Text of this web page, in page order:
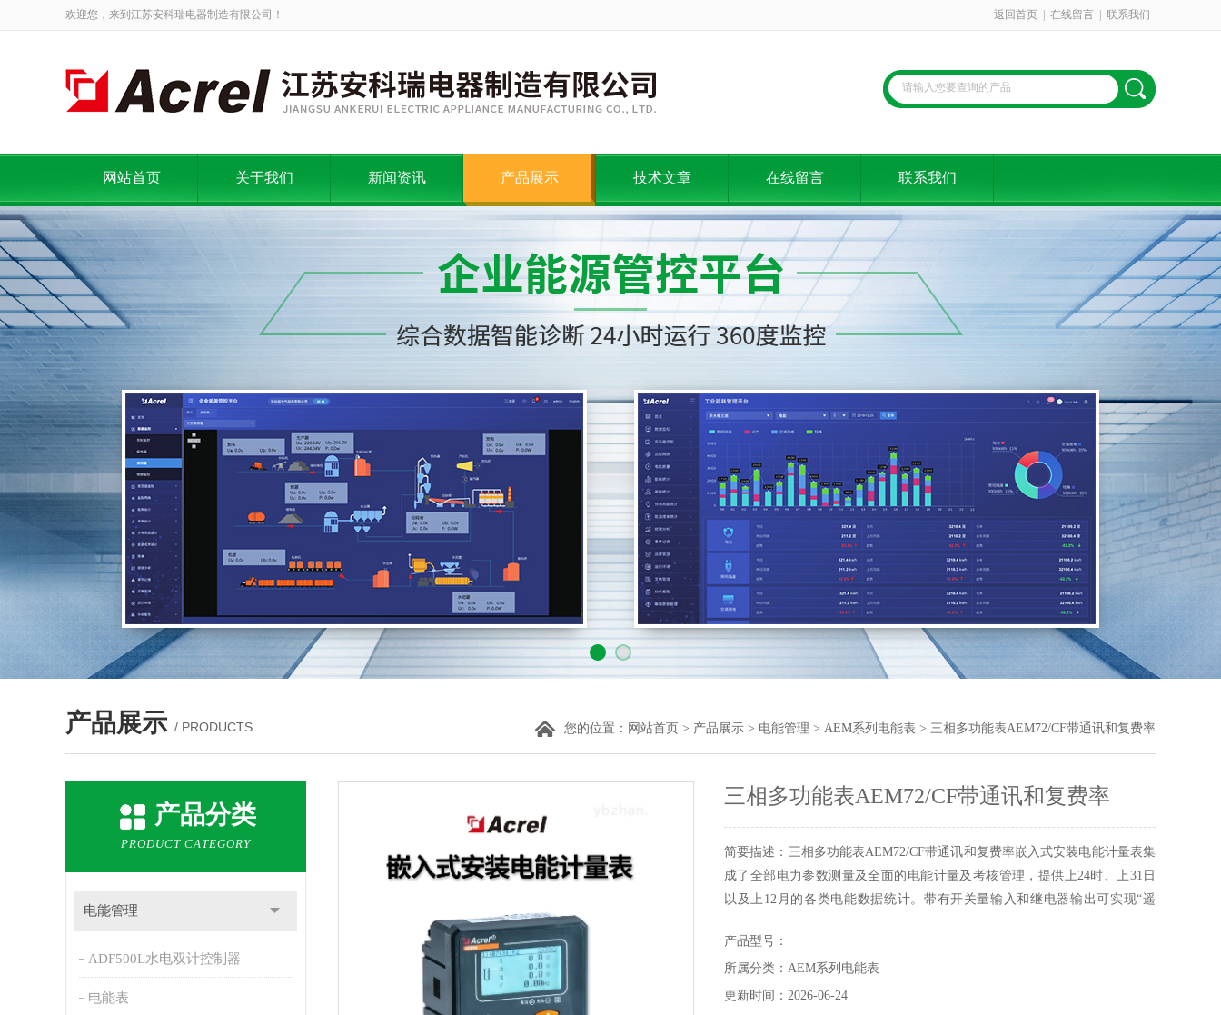
欢迎您，来到江苏安科瑞电器制造有限公司！ 返回首页 在线留言 联系我们
网站首页 关于我们 新闻资讯 产品展示 技术文章 在线留言 联系我们
产品展示 / PRODUCTS 您的位置： 网站首页 > 产品展示 > 电能管理 > AEM系列电能表 > 三相多功能表AEM72/CF带通讯和复费率
产品分类
PRODUCT CATEGORY
电能管理
ADF500L水电双计控制器
电能表
三相多功能表AEM72/CF带通讯和复费率
简要描述：三相多功能表AEM72/CF带通讯和复费率嵌入式安装电能计量表集
成了全部电力参数测量及全面的电能计量及考核管理，提供上24时、上31日
以及上12月的各类电能数据统计。带有开关量输入和继电器输出可实现“遥
RTU协议，可广泛应用于各种控制系统，SCADA系统和能源管理系统中。安
科瑞电能表AEM96
产品型号：
所属分类：AEM系列电能表
更新时间：2026-06-24